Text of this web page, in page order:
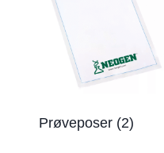
Prøveposer (2)